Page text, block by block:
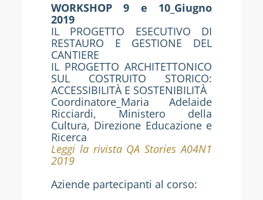
WORKSHOP 9 e 10_Giugno
2019
IL PROGETTO ESECUTIVO DI
RESTAURO E GESTIONE DEL
CANTIERE
IL PROGETTO ARCHITETTONICO
SUL COSTRUITO STORICO:
ACCESSIBILITÀ E SOSTENIBILITÀ
Coordinatore_Maria Adelaide
Ricciardi, Ministero della
Cultura, Direzione Educazione e
Ricerca
Leggi la rivista QA Stories A04N1
2019
Aziende partecipanti al corso: